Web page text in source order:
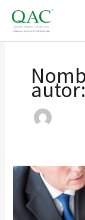
contenido